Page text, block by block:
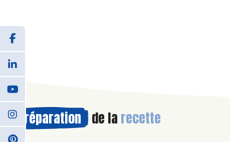
Préparation de la recette